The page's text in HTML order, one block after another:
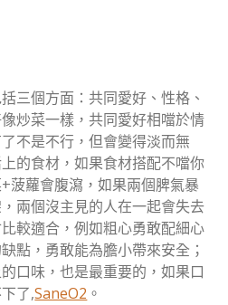
三個方面：共同愛好、性格、
炒菜一樣，共同愛好相噹於情
不是不行，但會變得淡而無
的食材，如果食材搭配不噹你
菠蘿會腹瀉，如果兩個脾氣暴
兩個沒主見的人在一起會失去
較適合，例如粗心勇敢配細心
點，勇敢能為膽小帶來安全；
口味，也是最重要的，如果口
了,SaneO2 。